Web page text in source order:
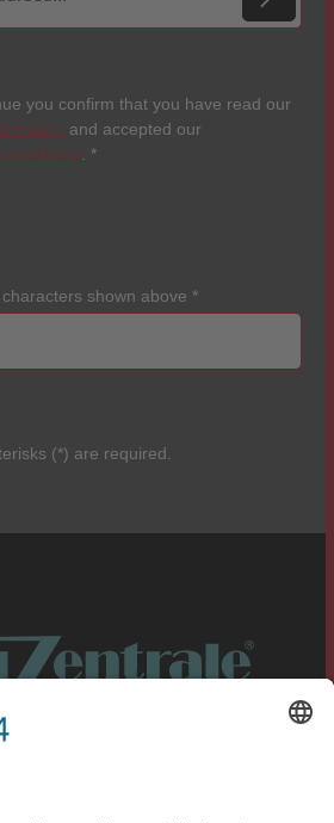
you confirm that you have read our
and accepted our
*
shown above *
(*) are required.